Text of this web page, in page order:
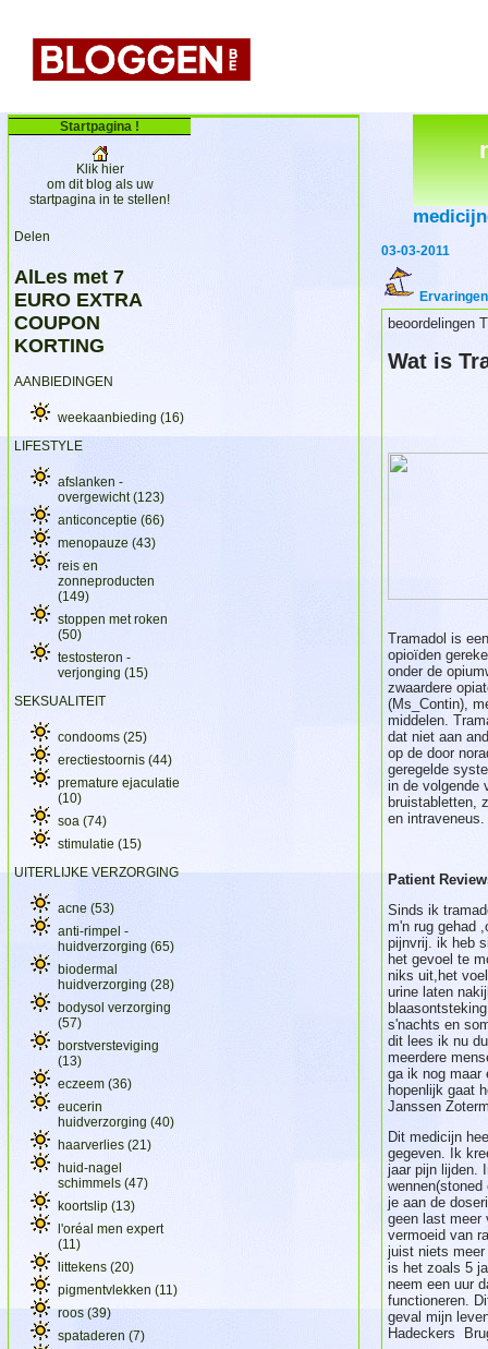
Startpagina !
Klik hier
om dit blog als uw
startpagina in te stellen!
Delen
AlLes met 7
EURO EXTRA
COUPON
KORTING
AANBIEDINGEN
weekaanbieding (16)
LIFESTYLE
afslanken -
overgewicht(123)
anticonceptie (66)
menopauze (43)
reis en
zonneproducten
(149)
stoppen met roken
(50)
testosteron -
verjonging (15)
SEKSUALITEIT
condooms (25)
erectiestoornis (44)
premature ejaculatie
(10)
soa (74)
stimulatie (15)
UITERLIJKE VERZORGING
acne (53)
anti-rimpel -
huidverzorging (65)
biodermal
huidverzorging (28)
bodysol verzorging
(57)
borstversteviging
(13)
eczeem (36)
eucerin
huidverzorging (40)
haarverlies (21)
huid-nagel
schimmels (47)
koortslip (13)
l'oréal men expert
(11)
littekens (20)
pigmentvlekken (11)
roos(39)
spataderen (7)
03-03-2011
beoordelingen
Wat is
Tramadol is
opioïden
onder de
zwaardere
(Ms_Contin),
middelen.
dat niet aan
op de door
geregelde
in de volgende
bruistabletten,
en intraveneus.
Patient
Sinds ik
m'n rug gehad
pijnvrij. ik heb
het gevoel te
niks uit,het
urine laten
s'nachts en
dit lees ik nu
meerdere
ga ik nog maar
hopenlijk gaat
Janssen
Dit medicijn
gegeven. Ik
jaar pijn lijden.
je aan de
geen last
vermoeid van
juist niets meer
is het zoals 5
neem een uur
functioneren.
geval mijn
Hadeckers